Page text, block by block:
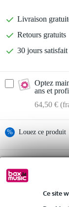
Ce site
Livraison
Retours gratuits
30 jours
Optez
ans et
64,50 €
% Louez ce produit
Location de
2 500 €
parleur portable
MHz/863-865 MHz